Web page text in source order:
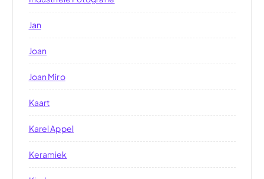
Jan
Joan
Joan Miro
Kaart
Karel Appel
Keramiek